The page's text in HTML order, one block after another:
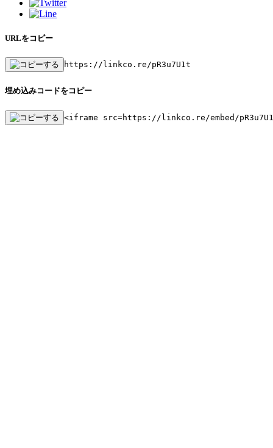
URLをコピー
https://linkco.re/pR3u7U1t
埋め込みコードをコピー
<iframe src=https://linkco.re/embed/